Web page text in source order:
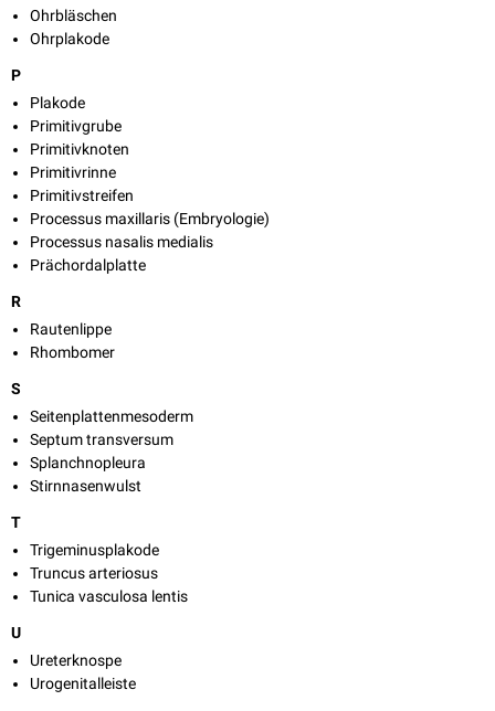
Ohrbläschen
Ohrplakode
P
Plakode
Primitivgrube
Primitivknoten
Primitivrinne
Primitivstreifen
Processus maxillaris (Embryologie)
Processus nasalis medialis
Prächordalplatte
R
Rautenlippe
Rhombomer
S
Seitenplattenmesoderm
Septum transversum
Splanchnopleura
Stirnnasenwulst
T
Trigeminusplakode
Truncus arteriosus
Tunica vasculosa lentis
U
Ureterknospe
Urogenitalleiste